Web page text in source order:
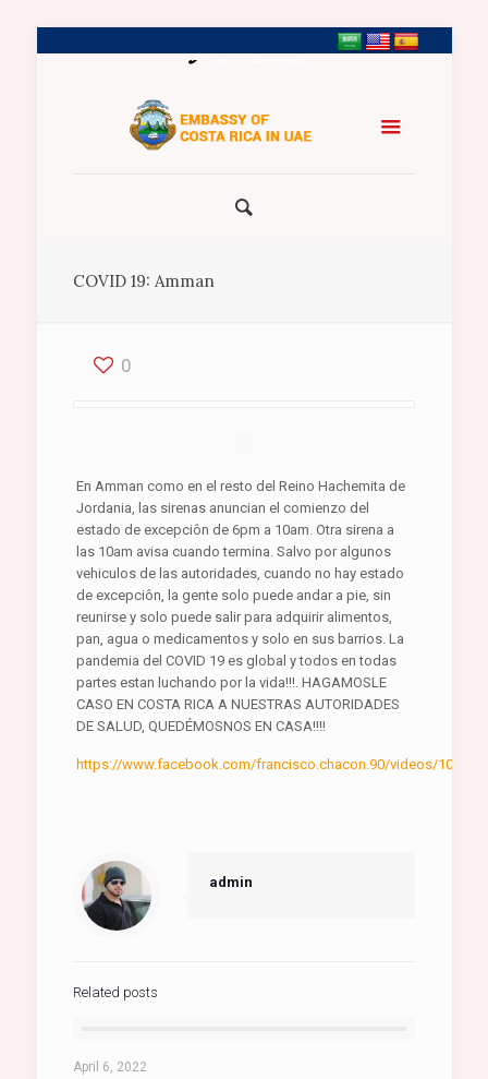
+971 2 5547458
COVID 19: Amman
0
En Amman como en el resto del Reino Hachemita de
Jordania, las sirenas anuncian el comienzo del
estado de excepciôn de 6pm a 10am. Otra sirena a
las 10am avisa cuando termina. Salvo por algunos
vehiculos de las autoridades, cuando no hay estado
de excepciôn, la gente solo puede andar a pie, sin
reunirse y solo puede salir para adquirir alimentos,
pan, agua o medicamentos y solo en sus barrios. La
pandemia del COVID 19 es global y todos en todas
partes estan luchando por la vida!!!. HAGAMOSLE
CASO EN COSTA RICA A NUESTRAS AUTORIDADES
DE SALUD, QUEDÉMOSNOS EN CASA!!!!
https://www.facebook.com/francisco.chacon.90/videos/
admin
Related posts
April 6, 2022